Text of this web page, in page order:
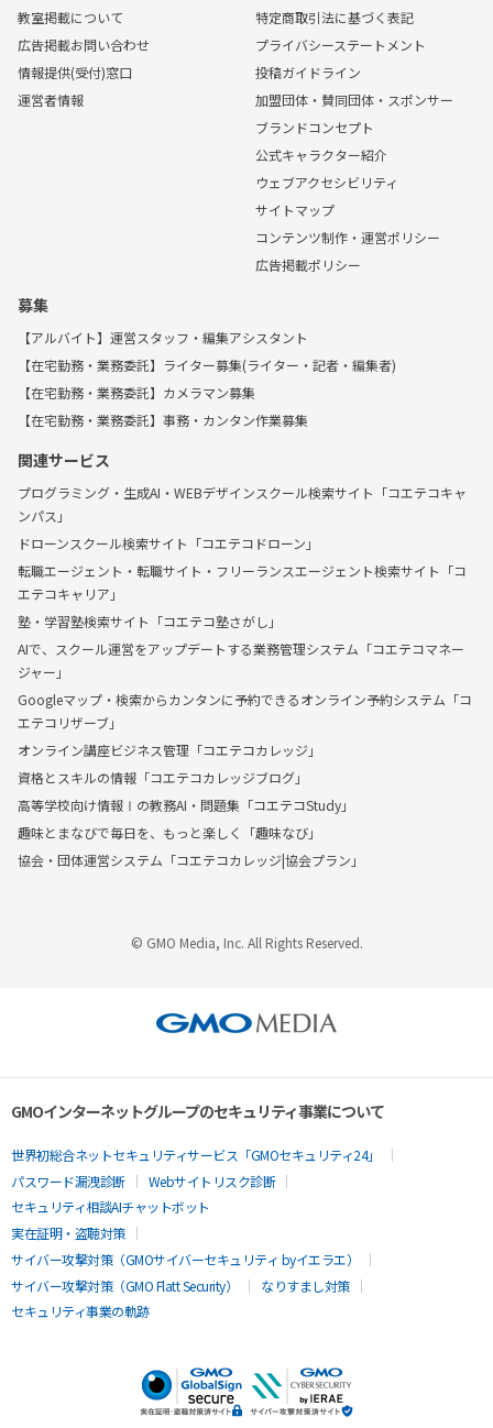
教室掲載について
広告掲載お問い合わせ
情報提供(受付)窓口
運営者情報
特定商取引法に基づく表記
プライバシーステートメント
投稿ガイドライン
加盟団体・賛同団体・スポンサー
ブランドコンセプト
公式キャラクター紹介
ウェブアクセシビリティ
サイトマップ
コンテンツ制作・運営ポリシー
広告掲載ポリシー
募集
【アルバイト】運営スタッフ・編集アシスタント
【在宅勤務・業務委託】ライター募集(ライター・記者・編集者)
【在宅勤務・業務委託】カメラマン募集
【在宅勤務・業務委託】事務・カンタン作業募集
関連サービス
プログラミング・生成AI・WEBデザインスクール検索サイト「コエテコキャ
ンパス」
ドローンスクール検索サイト「コエテコドローン」
転職エージェント・転職サイト・フリーランスエージェント検索サイト「コ
エテコキャリア」
塾・学習塾検索サイト「コエテコ塾さがし」
AIで、スクール運営をアップデートする業務管理システム「コエテコマネー
ジャー」
Googleマップ・検索からカンタンに予約できるオンライン予約システム「コ
エテコリザーブ」
オンライン講座ビジネス管理「コエテコカレッジ」
資格とスキルの情報「コエテコカレッジブログ」
高等学校向け情報Ⅰの教務AI・問題集「コエテコStudy」
趣味とまなびで毎日を、もっと楽しく「趣味なび」
協会・団体運営システム「コエテコカレッジ|協会プラン」
© GMO Media, Inc. All Rights Reserved.
GMOインターネットグループのセキュリティ事業について
世界初総合ネットセキュリティサービス「GMOセキュリティ24」
パスワード漏洩診断
Webサイトリスク診断
セキュリティ相談AIチャットボット
実在証明・盗聴対策
サイバー攻撃対策（GMOサイバーセキュリティ byイエラエ）
サイバー攻撃対策（GMO Flatt Security）
なりすまし対策
セキュリティ事業の軌跡